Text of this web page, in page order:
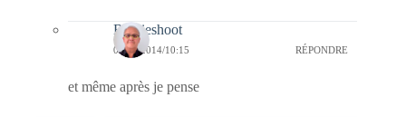
Bernieshoot
04/10/2014/10:15 RÉPONDRE
et même après je pense